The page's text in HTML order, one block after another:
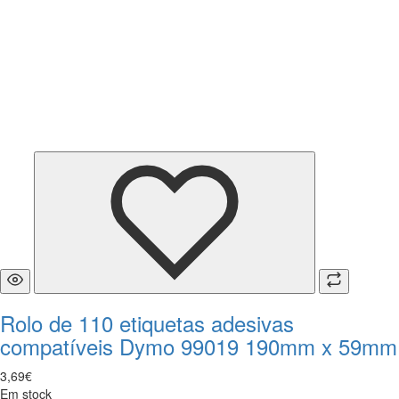
Rolo de 110 etiquetas adesivas
compatíveis Dymo 99019 190mm x 59mm
3,69€
Em stock